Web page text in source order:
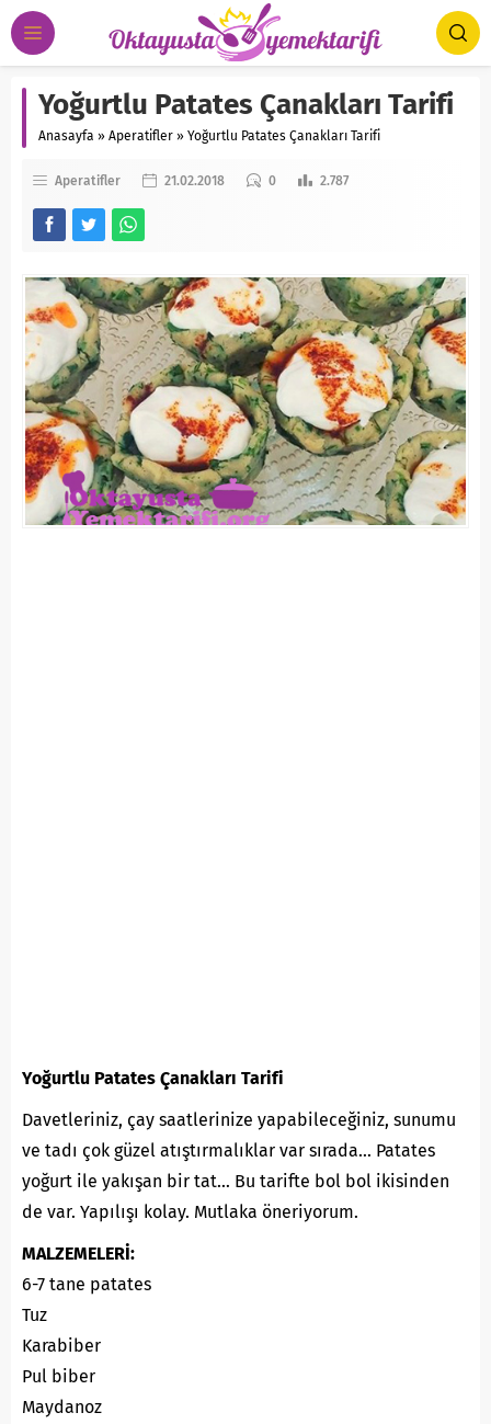
Yoğurtlu Patates Çanakları Tarifi
Anasayfa » Aperatifler » Yoğurtlu Patates Çanakları Tarifi
Aperatifler 21.02.2018 0 2.787
Yoğurtlu Patates Çanakları Tarifi
Davetleriniz, çay saatlerinize yapabileceğiniz, sunumu
ve tadı çok güzel atıştırmalıklar var sırada… Patates
yoğurt ile yakışan bir tat… Bu tarifte bol bol ikisinden
de var. Yapılışı kolay. Mutlaka öneriyorum.
MALZEMELERİ:
6-7 tane patates
Tuz
Karabiber
Pul biber
Maydanoz